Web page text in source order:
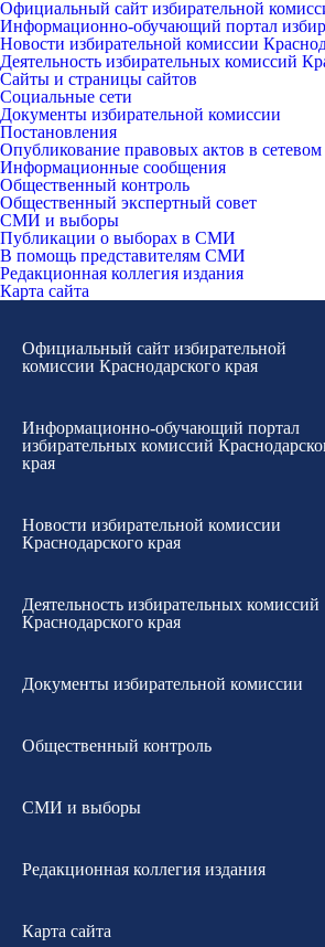
Официальный сайт избирательной
Информационно-обучающий портал
Новости избирательной комиссии
Деятельность избирательных комиссий
Сайты и страницы сайтов
Социальные сети
Документы избирательной комиссии
Постановления
Опубликование правовых актов в
Информационные сообщения
Общественный контроль
Общественный экспертный совет
СМИ и выборы
Публикации о выборах в СМИ
В помощь представителям СМИ
Редакционная коллегия издания
Карта сайта
Официальный сайт избирательной
комиссии Краснодарского края
Информационно-обучающий портал
избирательных комиссий
края
Новости избирательной комиссии
Краснодарского края
Деятельность избирательных комиссий
Краснодарского края
Документы избирательной комиссии
Общественный контроль
СМИ и выборы
Редакционная коллегия издания
Карта сайта